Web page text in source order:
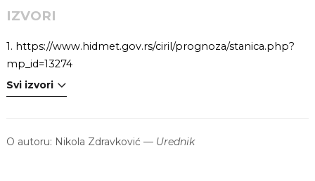
IZVORI
1. https://www.hidmet.gov.rs/ciril/prognoza/stanica.php?
mp_id=13274
Svi izvori
O autoru: Nikola Zdravković — Urednik